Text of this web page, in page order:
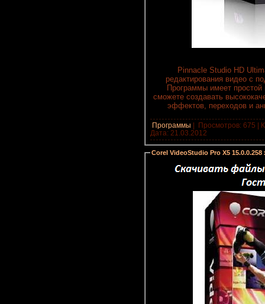
Pinnacle Studio HD
редактирования видео с
Программы имеет
сможете создавать
эффектов, переходов и
Программы
Просмотров: 675 |
Дата: 21.03.2012
Corel VideoStudio Pro X5 15.0.0.258